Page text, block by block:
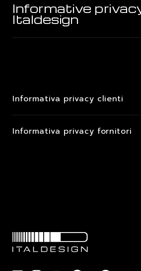
Informative
Italdesign
Informativa privacy clienti
Informativa privacy fornitori